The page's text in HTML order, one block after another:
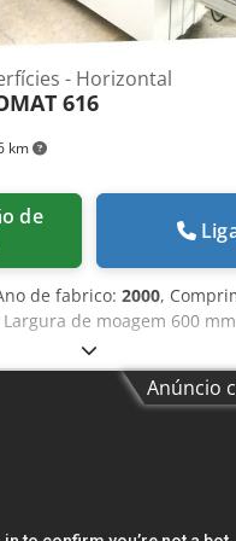
km
- Horizontal
616
de fabrico: 2000,
de moagem 600
mm Requisito total de
oferecer-lhe
erros e vendas
L O H M Máquina de
controlada por CNC Tipo
Anúncio